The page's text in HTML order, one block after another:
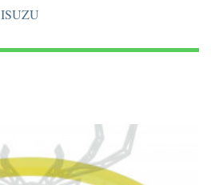
ISUZU